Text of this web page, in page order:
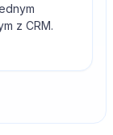
z CRM.